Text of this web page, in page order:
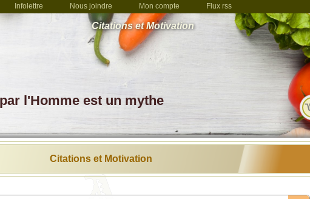
Infolettre Nous joindre Mon compte Flux rss
Citations et Motivation
l'Homme est un mythe
Citations et Motivation